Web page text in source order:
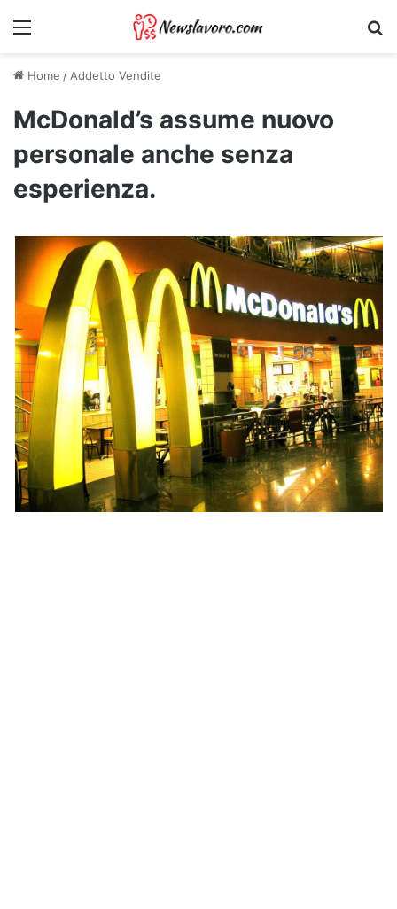
Menu
Home /Addetto Vendite
McDonald’s assume nuovo
personale anche senza
esperienza.